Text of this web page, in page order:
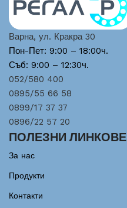
Варна, ул. Кракра 30
Пон-Пет: 9:00 – 18:00ч.
Съб: 9:00 – 12:30ч.
052/580 400
0895/55 66 58
0899/17 37 37
0896/22 57 20
ПОЛЕЗНИ ЛИНКОВЕ
За нас
Продукти
Контакти